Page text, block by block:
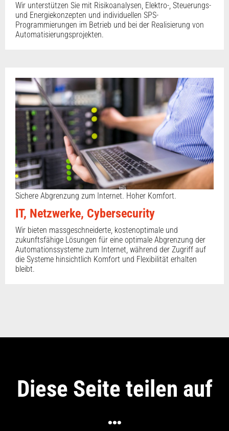
Wir unterstützen Sie mit Risikoanalysen, Elektro-, Steuerungs-
und Energiekonzepten und individuellen SPS-
Programmierungen im Betrieb und bei der Realisierung von
Automatisierungsprojekten.
Sichere Abgrenzung zum Internet. Hoher Komfort.
IT, Netzwerke, Cybersecurity
Wir bieten massgeschneiderte, kostenoptimale und
zukunftsfähige Lösungen für eine optimale Abgrenzung der
Automationssysteme zum Internet, während der Zugriff auf
die Systeme hinsichtlich Komfort und Flexibilität erhalten
bleibt.
Diese Seite teilen auf
…